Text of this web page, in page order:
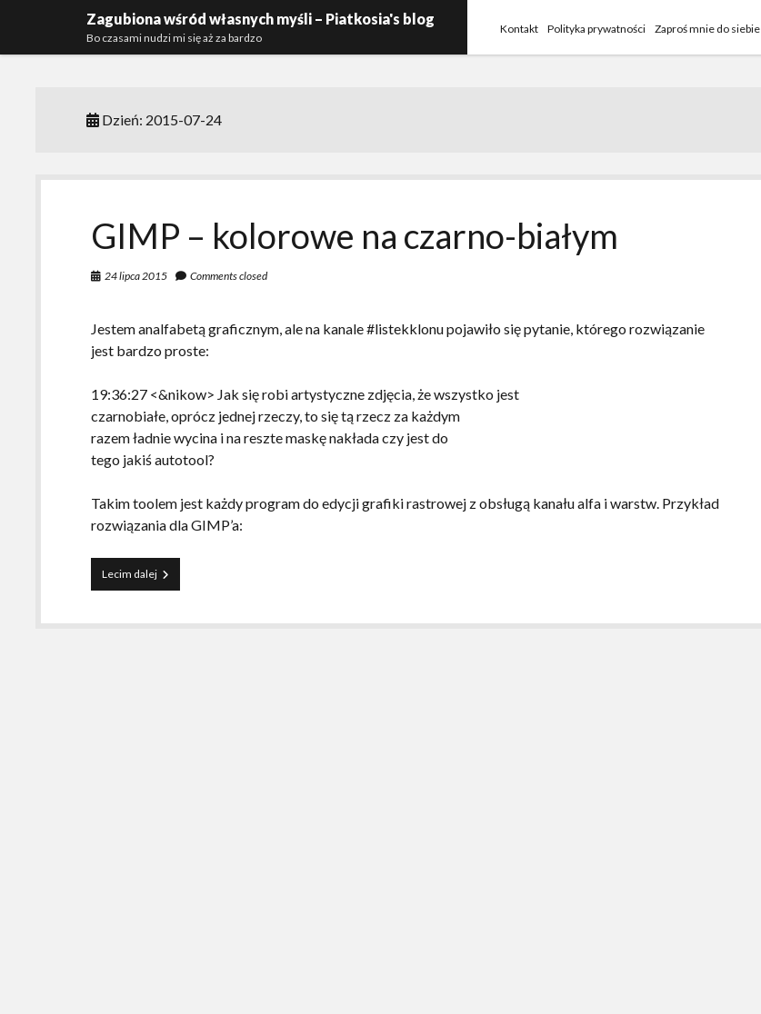
Zagubiona wśród własnych myśli – Piatkosia's blog
Bo czasami nudzi mi się aż za bardzo
Kontakt Polityka prywatności Zaproś mnie do siebie
Dzień: 2015-07-24
GIMP – kolorowe na czarno-białym
24 lipca 2015 Comments closed
Jestem analfabetą graficznym, ale na kanale #listekklonu pojawiło się pytanie, którego rozwiązanie
jest bardzo proste:
19:36:27 <&nikow> Jak się robi artystyczne zdjęcia, że wszystko jest
czarnobiałe, oprócz jednej rzeczy, to się tą rzecz za każdym
razem ładnie wycina i na reszte maskę nakłada czy jest do
tego jakiś autotool?
Takim toolem jest każdy program do edycji grafiki rastrowej z obsługą kanału alfa i warstw. Przykład
rozwiązania dla GIMP’a:
Lecim dalejGIMP
–
na